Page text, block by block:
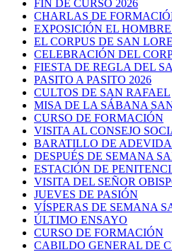
FIN DE CURSO 2026
CHARLAS DE
EXPOSICIÓN EL
EL CORPUS DE SAN
CELEBRACIÓN DEL
FIESTA DE REGLA DEL
PASITO A PASITO 2026
CULTOS DE SAN RAFAEL
MISA DE LA SÁBANA
CURSO DE FORMACIÓN
VISITA AL CONSEJO
BARATILLO DE ADEVIDA
DESPUÉS DE SEMANA
ESTACIÓN DE
VISITA DEL SEÑOR
JUEVES DE PASIÓN
VÍSPERAS DE SEMANA
ÚLTIMO ENSAYO
CURSO DE FORMACIÓN
CABILDO GENERAL DE